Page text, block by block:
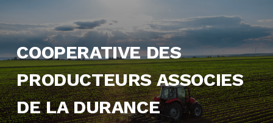
COOPERATIVE DES
PRODUCTEURS ASSOCIES
DE LA DURANCE